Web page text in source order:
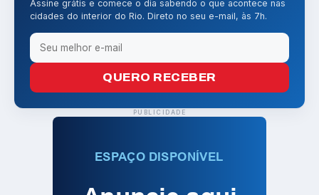
Assine grátis e comece o dia sabendo o que acontece nas
cidades do interior do Rio. Direto no seu e-mail, às 7h.
QUERO RECEBER
PUBLICIDADE